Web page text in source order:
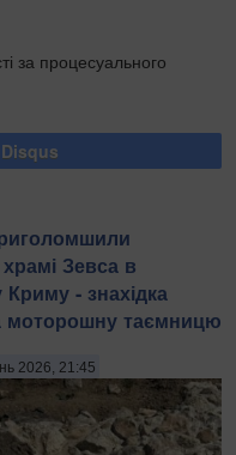
за процесуального
Disqus
Зевса в
- знахідка
моторошну таємницю
2026, 21:45